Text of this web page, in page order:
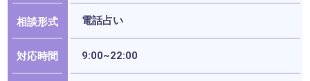
相談形式 電話占い
対応時間 9:00~22:00